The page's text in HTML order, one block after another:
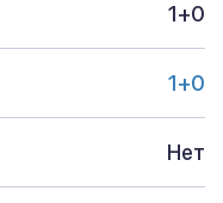
1+0
1+0
Нет